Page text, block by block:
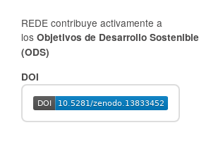
REDE contribuye activamente a
los Objetivos de Desarrollo Sostenible
(ODS)
DOI